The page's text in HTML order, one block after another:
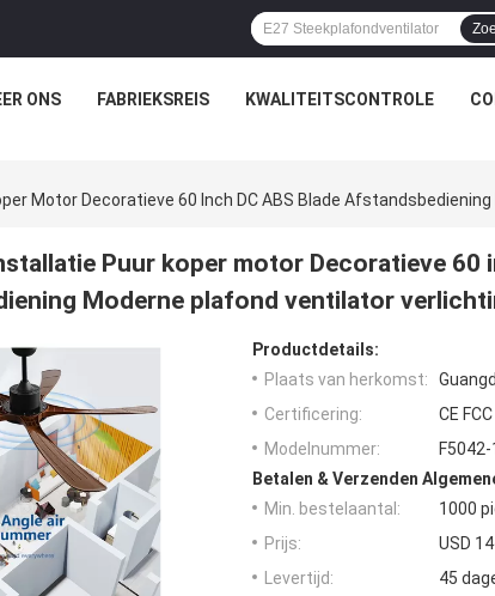
ONS FABRIEKSREIS KWALITEITSCONTROLE
Motor Decoratieve 60 Inch DC ABS Blade
Puur koper motor Decoratieve 60
Moderne plafond ventilator
Productdetails:
Plaats van herkomst:
Certificering:
CE
Modelnummer:
Betalen & Verzenden
Min. bestelaantal:
1000
Prijs:
USD
Levertijd:
45